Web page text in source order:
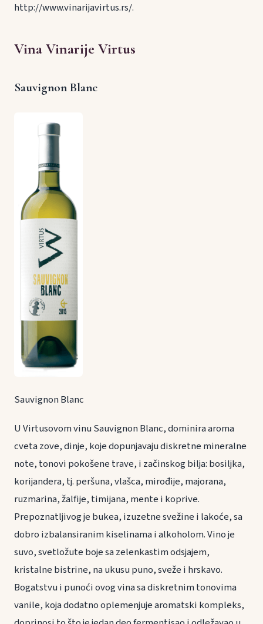
http://www.vinarijavirtus.rs/.
Vina Vinarije Virtus
Sauvignon Blanc
Sauvignon Blanc
U Virtusovom vinu Sauvignon Blanc, dominira aroma
cveta zove, dinje, koje dopunjavaju diskretne mineralne
note, tonovi pokošene trave, i začinskog bilja: bosiljka,
korijandera, tj. peršuna, vlašca, mirođije, majorana,
ruzmarina, žalfije, timijana, mente i koprive.
Prepoznatljivog je bukea, izuzetne svežine i lakoće, sa
dobro izbalansiranim kiselinama i alkoholom. Vino je
suvo, svetložute boje sa zelenkastim odsjajem,
kristalne bistrine, na ukusu puno, sveže i hrskavo.
Bogatstvu i punoći ovog vina sa diskretnim tonovima
vanile, koja dodatno oplemenjuje aromatski kompleks,